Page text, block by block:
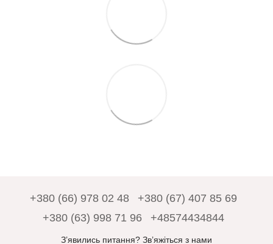
+380 (66) 978 02 48
+380 (67) 407 85 69
+380 (63) 998 71 96
+48574434844
З’явились питання? Зв’яжіться з нами